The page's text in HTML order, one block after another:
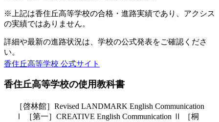
※上記は香住丘高等学校の合格・進路実績であり、アクシス
の実績ではありません。
詳細や最新の進路状況は、学校の公式発表をご確認くださ
い。
香住丘高等学校 公式サイト
香住丘高等学校の使用教科書
［啓林館］Revised LANDMARK English Communication
Ⅰ ［第一］CREATIVE English Communication Ⅱ ［桐